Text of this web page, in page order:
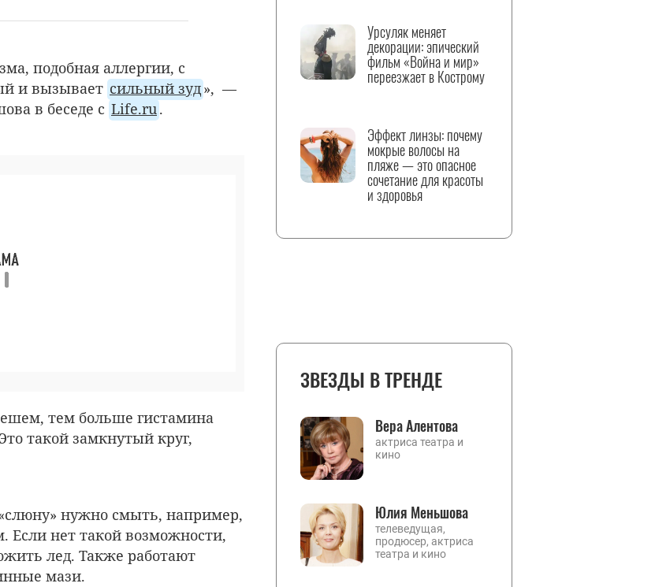
подобная аллергии, с
и вызывает сильный зуд», —
в беседе с Life.ru .
тем больше гистамина
такой замкнутый круг,
нужно смыть, например,
нет такой возможности,
лед. Также работают
мази.
Урсуляк меняет
декорации: эпический
фильм «Война и мир»
переезжает в Кострому
Эффект линзы: почему
мокрые волосы на
пляже — это опасное
сочетание для красоты
и здоровья
ЗВЕЗДЫ В ТРЕНДЕ
Вера Алентова
актриса театра и
кино
Юлия Меньшова
телеведущая,
продюсер, актриса
театра и кино